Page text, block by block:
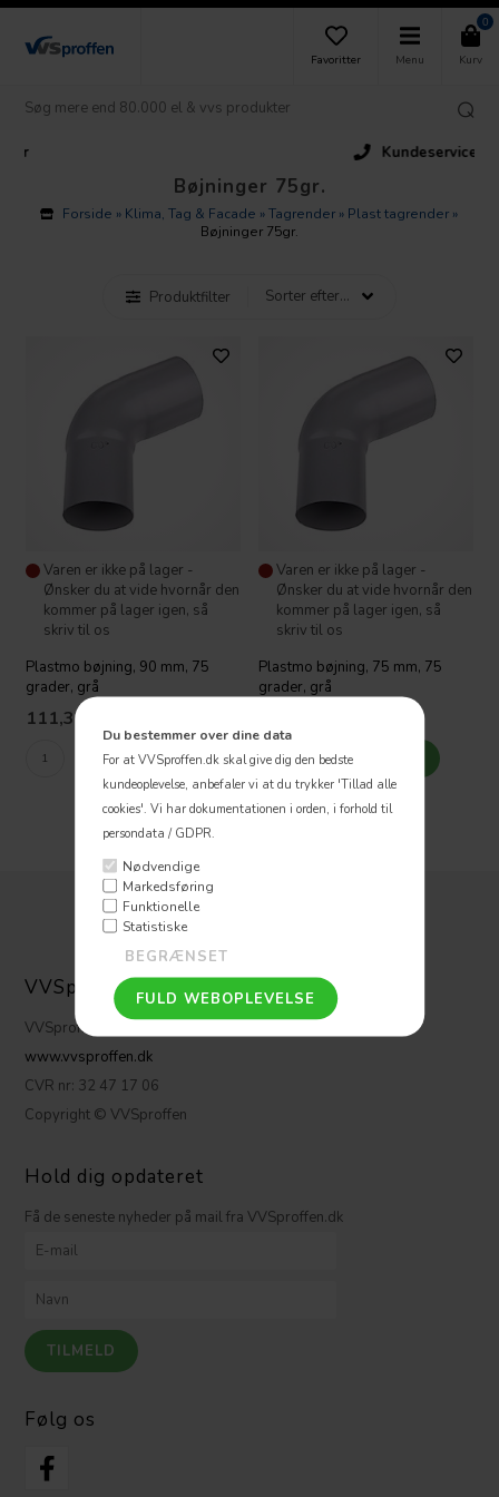
Du bestemmer over dine data
For at VVSproffen.dk skal give dig den bedste
kundeoplevelse, anbefaler vi at du trykker 'Tillad alle
cookies'. Vi har dokumentationen i orden, i forhold til
persondata / GDPR.
Nødvendige
Markedsføring
Funktionelle
Statistiske
Favoritter Menu
0
Kurv
Kundeservice
Bøjninger 75gr.
Forside » Klima, Tag & Facade »Tagrender » Plast tagrender »
Bøjninger 75gr.
Produktfilter
Varen er ikke på lager -
Ønsker du at vide hvornår den
kommer på lager igen, så
skriv til os
Plastmo bøjning, 90 mm, 75
grader, grå
111,30
Varen er ikke på lager -
Ønsker du at vide hvornår den
kommer på lager igen, så
skriv til os
Plastmo bøjning, 75 mm, 75
grader, grå
VVSpoffen ApS
VVSproffen.dk ApS
www.vvsproffen.dk
CVR nr: 32 47 17 06
Copyright © VVSproffen
Hold dig opdateret
Få de seneste nyheder på mail fra VVSproffen.dk
Følg os